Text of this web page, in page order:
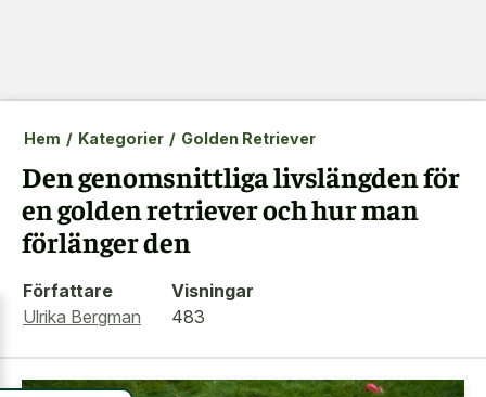
Hem / Kategorier / Golden Retriever
Den genomsnittliga livslängden för
en golden retriever och hur man
förlänger den
Författare
Ulrika Bergman
Visningar
483